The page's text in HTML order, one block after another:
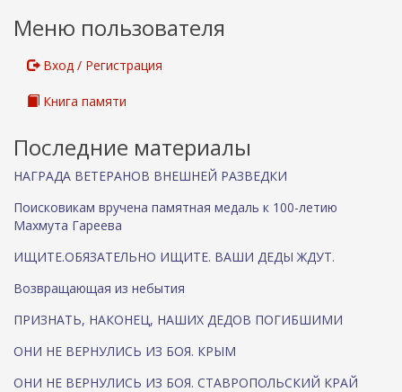
Меню пользователя
Вход / Регистрация
Книга памяти
Последние материалы
НАГРАДА ВЕТЕРАНОВ ВНЕШНЕЙ РАЗВЕДКИ
Поисковикам вручена памятная медаль к 100-летию
Махмута Гареева
ИЩИТЕ.ОБЯЗАТЕЛЬНО ИЩИТЕ. ВАШИ ДЕДЫ ЖДУТ.
Возвращающая из небытия
ПРИЗНАТЬ, НАКОНЕЦ, НАШИХ ДЕДОВ ПОГИБШИМИ
ОНИ НЕ ВЕРНУЛИСЬ ИЗ БОЯ. КРЫМ
ОНИ НЕ ВЕРНУЛИСЬ ИЗ БОЯ. СТАВРОПОЛЬСКИЙ КРАЙ